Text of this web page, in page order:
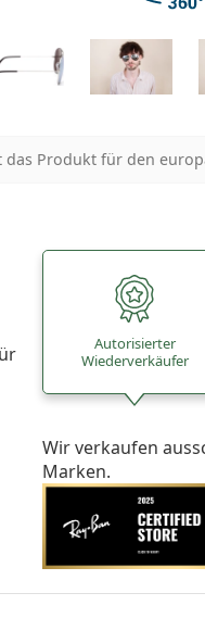
das Produkt für den
Autorisierter
Wiederverkäufer
Wir verkaufen
Marken.